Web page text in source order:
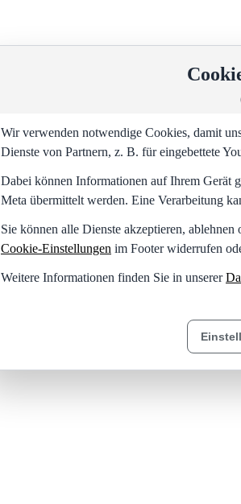
Wir verwenden notwendige Cookies, damit
Dienste von Partnern, z. B. für eingebettete
Dabei können Informationen auf Ihrem Gerät
Meta übermittelt werden. Eine Verarbeitung
Sie können alle Dienste akzeptieren,
Cookie-Einstellungen im Footer widerrufen
Weitere Informationen finden Sie in unserer